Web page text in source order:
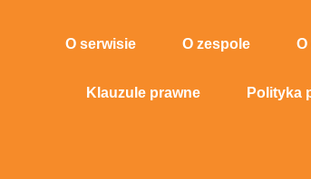
O serwisie O zespole O
Klauzule prawne Polityka